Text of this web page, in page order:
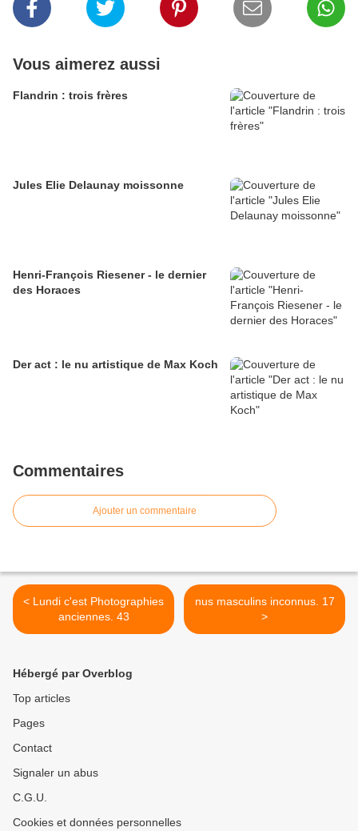
Vous aimerez aussi
Flandrin : trois frères
Jules Elie Delaunay moissonne
Henri-François Riesener - le dernier
des Horaces
Der act : le nu artistique de Max Koch
Commentaires
Ajouter un commentaire
< Lundi c'est Photographies
anciennes. 43
nus masculins inconnus. 17
>
Hébergé par Overblog
Top articles
Pages
Contact
Signaler un abus
C.G.U.
Cookies et données personnelles